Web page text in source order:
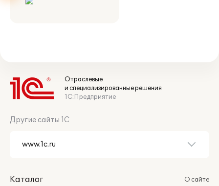
Отраслевые
и специализированные решения
1С:Предприятие
Другие сайты 1С
Каталог
О сайте